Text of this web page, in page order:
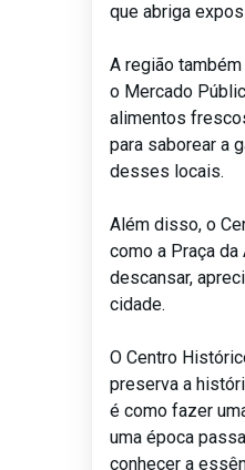
que abriga
A região
o Mercado
alimentos
para saborear a
desses locais.
Além disso, o
como a Praça
descansar,
cidade.
O Centro
preserva a
é como fazer
uma época
conhecer a